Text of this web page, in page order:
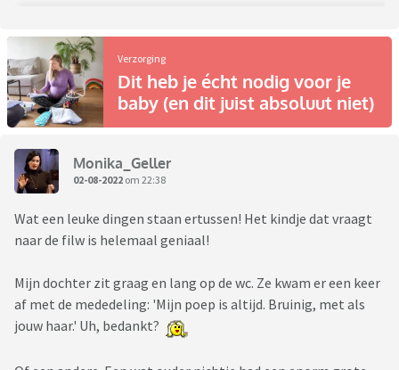
Verzorging
Dit heb je écht nodig voor je
baby (en dit juist absoluut niet)
Monika_Geller
02-08-2022 om 22:38
Wat een leuke dingen staan ertussen! Het kindje dat vraagt
naar de filw is helemaal geniaal!
Mijn dochter zit graag en lang op de wc. Ze kwam er een keer
af met de mededeling: 'Mijn poep is altijd. Bruinig, met als
jouw haar.' Uh, bedankt?